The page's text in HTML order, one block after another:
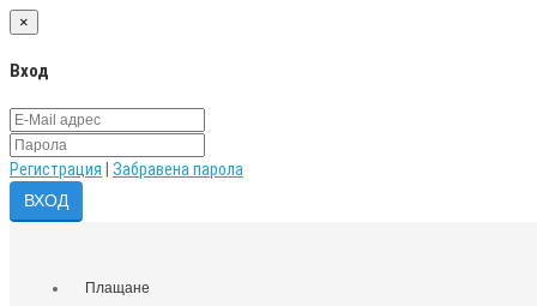
×
Вход
Регистрация Забравена парола
Плащане